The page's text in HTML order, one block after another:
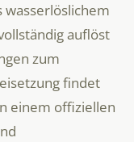
wasserlöslichem
auflöst
zum
findet
einem offiziellen